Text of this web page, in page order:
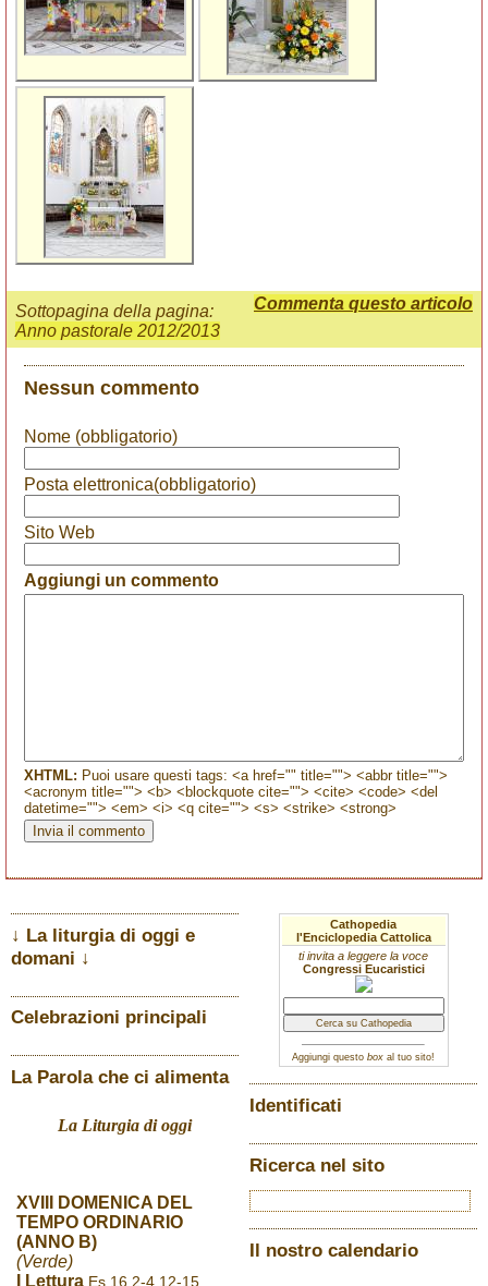
Commenta questo articolo
Sottopagina della pagina:
Anno pastorale 2012/2013
Nessun commento
Nome (obbligatorio)
Posta elettronica(obbligatorio)
Sito Web
Aggiungi un commento
XHTML: Puoi usare questi tags: <a href="" title=""> <abbr title="">
<acronym title=""> <b> <blockquote cite=""> <cite> <code> <del
datetime=""> <em> <i> <q cite=""> <s> <strike> <strong>
↓ La liturgia di oggi e
domani ↓
Celebrazioni principali
La Parola che ci alimenta
La Liturgia di oggi
XVIII DOMENICA DEL
TEMPO ORDINARIO
(ANNO B)
(Verde)
I Lettura Es 16,2-4.12-15
Cathopedia
l'Enciclopedia Cattolica
ti invita a leggere la voce
Congressi Eucaristici
Aggiungi questo box al tuo sito!
Identificati
Ricerca nel sito
Il nostro calendario